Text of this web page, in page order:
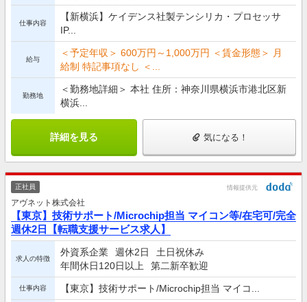
仕事内容
【新横浜】ケイデンス社製テンシリカ・プロセッサ
IP...
給与
＜予定年収＞ 600万円～1,000万円 ＜賃金形態＞ 月
給制 特記事項なし ＜...
勤務地
＜勤務地詳細＞ 本社 住所：神奈川県横浜市港北区新
横浜...
詳細を見る 気になる！
正社員 情報提供元
アヴネット株式会社
【東京】技術サポート/Microchip担当 マイコン等/在宅可/完全
週休2日【転職支援サービス求人】
求人の特徴
外資系企業 週休2日
土日祝休み
年間休日120日以上
第二新卒歓迎
仕事内容 【東京】技術サポート/Microchip担当 マイコ...